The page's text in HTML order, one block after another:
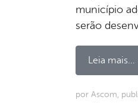
município
serão
Leia mais...
por Ascom,